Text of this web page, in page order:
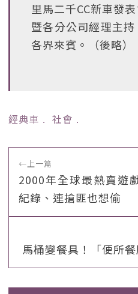
里馬二千CC新車發
暨各分公司經理主
各界來賓。（後略）
經典車 ﹒ 社會 ﹒
←上一篇
2000年全球最熱賣遊
紀錄、連搶匪也想偷
馬桶變餐具！「便所